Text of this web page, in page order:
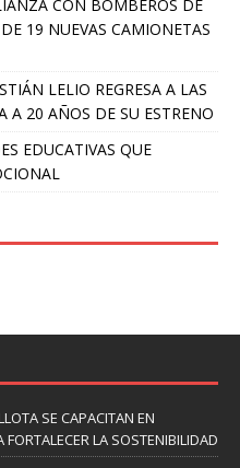
CON BOMBEROS DE
19 NUEVAS CAMIONETAS
LELIO REGRESA A LAS
A 20 AÑOS DE SU ESTRENO
EDUCATIVAS QUE
SE CAPACITAN EN
LA SOSTENIBILIDAD